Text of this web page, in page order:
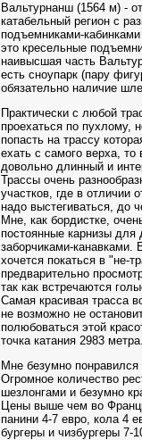
Вальтурнанш (1564 м) -
катабельный регион с
подъемниками-
это кресельные
наивысшая часть
есть сноупарк (пару
обязательно наличие
Практически с любой
проехаться по пухлому,
попасть на трассу
ехать с самого верха,
довольно длинный и
Трассы очень
участков, где в отличии
надо выстегиваться, до
Мне, как бордистке,
постоянные карнизы для
заборчиками-канавками.
хочется покаться в "не-
предварительно
так как встречаются
Самая красивая трасса
не возможно не
полюбоваться этой
точка катания 2983
Мне безумно понравился
Огромное количество
шезлонгами и безумно
Цены выше чем во
панини 4-7 евро, кола 4
бургеры и чизбургеры 7-